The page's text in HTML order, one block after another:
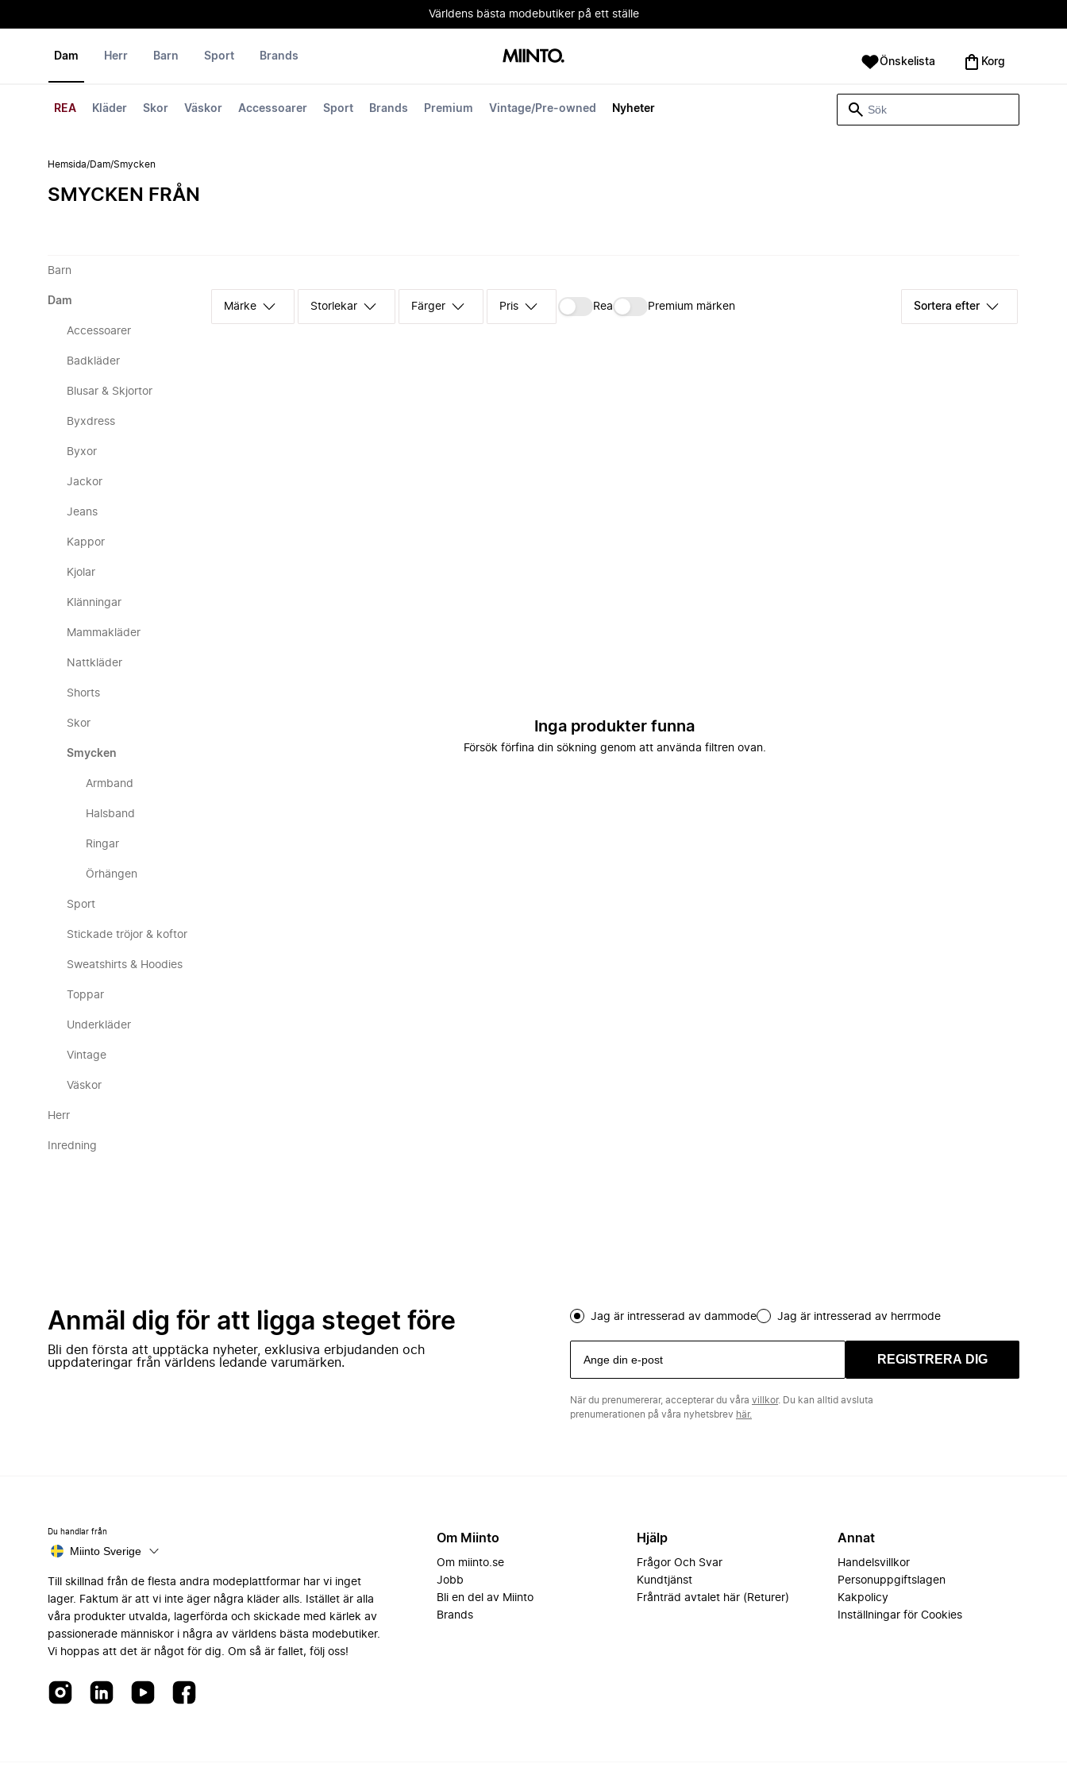
Världens bästa modebutiker på ett ställe
Dam
REA Kläder Skor Väskor Accessoarer Sport Brands Premium Vintage/Pre-owned Nyheter
Herr Barn Sport Brands Önskelista Korg
Hemsida/Dam/Smycken
SMYCKEN FRÅN
Barn
Dam
Accessoarer
Badkläder
Blusar & Skjortor
Byxdress
Byxor
Jackor
Jeans
Kappor
Kjolar
Klänningar
Mammakläder
Nattkläder
Shorts
Skor
Smycken
Armband
Halsband
Ringar
Örhängen
Sport
Stickade tröjor & koftor
Sweatshirts & Hoodies
Toppar
Underkläder
Vintage
Väskor
Herr
Inredning
Märke Storlekar Färger Pris Rea Premium märken Sortera efter
Inga produkter funna
Försök förfina din sökning genom att använda filtren ovan.
Anmäl dig för att ligga steget före
Bli den första att upptäcka nyheter, exklusiva erbjudanden och
uppdateringar från världens ledande varumärken.
Jag är intresserad av dammode Jag är intresserad av herrmode
REGISTRERA DIG
När du prenumererar, accepterar du våra villkor. Du kan alltid avsluta
prenumerationen på våra nyhetsbrev här.
Du handlar från
Miinto Sverige
Till skillnad från de flesta andra modeplattformar har vi inget
lager. Faktum är att vi inte äger några kläder alls. Istället är alla
våra produkter utvalda, lagerförda och skickade med kärlek av
passionerade människor i några av världens bästa modebutiker.
Vi hoppas att det är något för dig. Om så är fallet, följ oss!
Om Miinto
Om miinto.se
Jobb
Bli en del av Miinto
Brands
Hjälp
Frågor Och Svar
Kundtjänst
Frånträd avtalet här (Returer)
Annat
Handelsvillkor
Personuppgiftslagen
Kakpolicy
Inställningar för Cookies